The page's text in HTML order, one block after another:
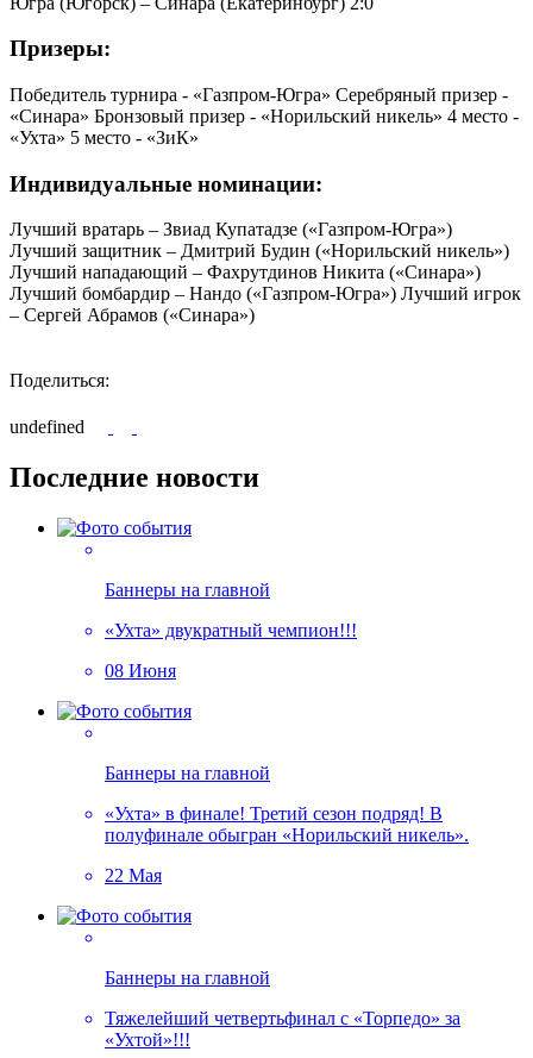
Призеры:
Победитель турнира - «Газпром-Югра» Серебряный призер -
«Синара» Бронзовый призер - «Норильский никель» 4 место -
«Ухта» 5 место - «ЗиК»
Индивидуальные номинации:
Лучший вратарь – Звиад Купатадзе («Газпром-Югра»)
Лучший защитник – Дмитрий Будин («Норильский никель»)
Лучший нападающий – Фахрутдинов Никита («Синара»)
Лучший бомбардир – Нандо («Газпром-Югра») Лучший игрок
– Сергей Абрамов («Синара»)
Поделиться:
undefined
Последние новости
Баннеры на главной
«Ухта» двукратный чемпион!!!
08 Июня
Баннеры на главной
«Ухта» в финале! Третий сезон подряд! В
полуфинале обыгран «Норильский никель».
22 Мая
Баннеры на главной
Тяжелейший четвертьфинал с «Торпедо» за
«Ухтой»!!!